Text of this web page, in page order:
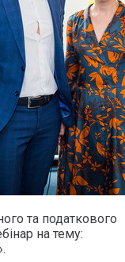
та податкового
на тему: